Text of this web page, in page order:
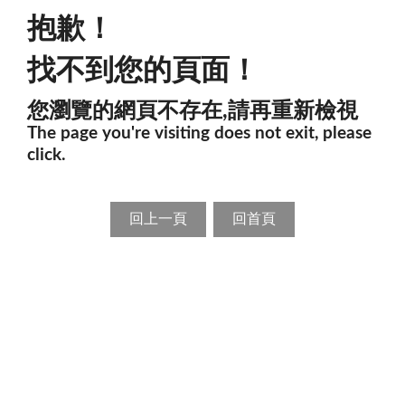
抱歉！
找不到您的頁面！
您瀏覽的網頁不存在,請再重新檢視
The page you're visiting does not exit, please
click.
回上一頁 回首頁